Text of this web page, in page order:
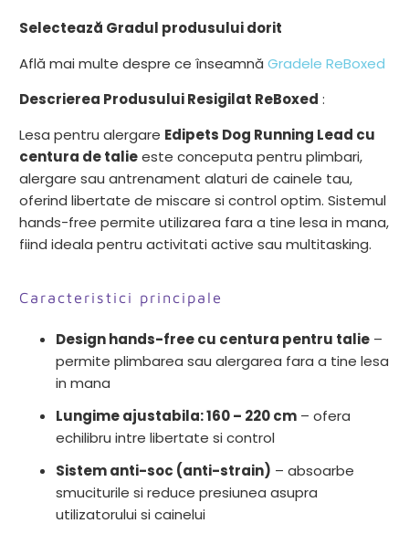
Selectează Gradul produsului dorit
Află mai multe despre ce înseamnăGradele ReBoxed
Descrierea Produsului Resigilat ReBoxed :
Lesa pentru alergare Edipets Dog Running Lead cu
centura de talieeste conceputa pentru plimbari,
alergare sau antrenament alaturi de cainele tau,
oferind libertate de miscare si control optim. Sistemul
hands-free permite utilizarea fara a tine lesa in mana,
fiind ideala pentru activitati active sau multitasking.
Caracteristici principale
Design hands-free cu centura pentru talie –
permite plimbarea sau alergarea fara a tine lesa
in mana
Lungime ajustabila: 160 – 220 cm – ofera
echilibru intre libertate si control
Sistem anti-soc (anti-strain) – absoarbe
smuciturile si reduce presiunea asupra
utilizatorului si cainelui